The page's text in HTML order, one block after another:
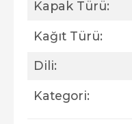
Kapak Türü:
Kağıt Türü:
Dili:
Kategori: